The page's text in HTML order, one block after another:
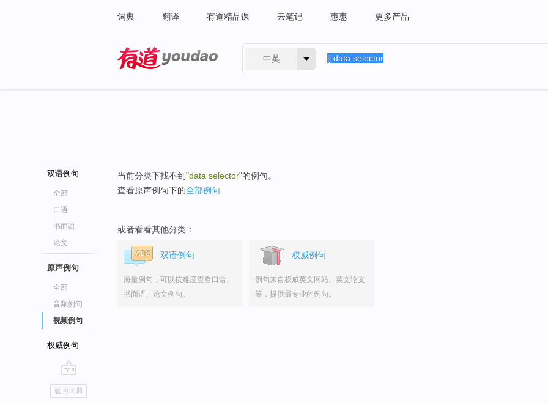
词典 翻译 有道精品课 云笔记 惠惠 更多产品
中英
双语例句
全部
口语
书面语
论文
原声例句
全部
音频例句
视频例句
权威例句
go
top
返回词典
当前分类下找不到"data selector"的例句。
查看原声例句下的全部例句
或者看看其他分类：
双语例句
海量例句，可以按难度查看口语、
书面语、论文例句。
权威例句
例句来自权威英文网站、英文论文
等，提供最专业的例句。